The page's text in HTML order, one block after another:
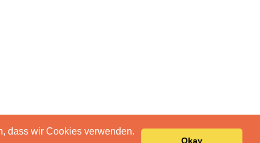
dass wir Cookies verwenden.
Okay